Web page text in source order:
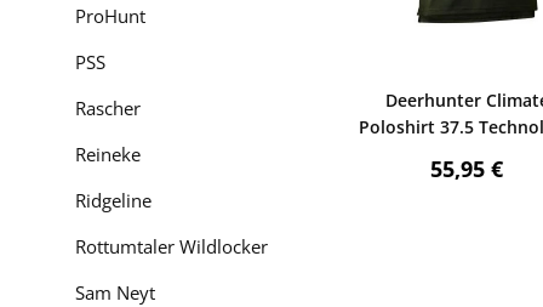
ProHunt
PSS
Rascher
Reineke
Ridgeline
Rottumtaler Wildlocker
Sam Neyt
Deerhunter
Poloshirt 37.5
Regulärer
55,95 €